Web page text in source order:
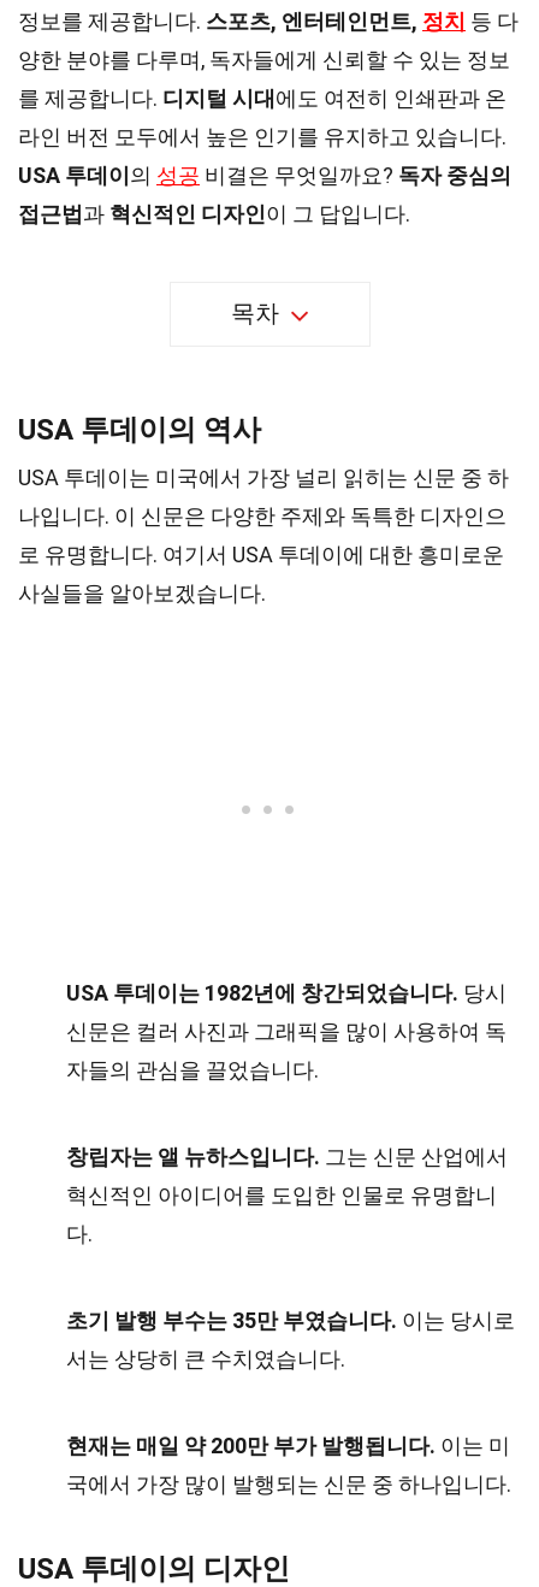
정보를 제공합니다. 스포츠, 엔터테인먼트, 정치 등 다
양한 분야를 다루며, 독자들에게 신뢰할 수 있는 정보
를 제공합니다. 디지털 시대 에도 여전히 인쇄판과 온
라인 버전 모두에서 높은 인기를 유지하고 있습니다.
USA 투데이 의 성공 비결은 무엇일까요? 독자 중심의
접근법 과 혁신적인 디자인이 그 답입니다.
목차
USA 투데이의 역사
USA 투데이는 미국에서 가장 널리 읽히는 신문 중 하
나입니다. 이 신문은 다양한 주제와 독특한 디자인으
로 유명합니다. 여기서 USA 투데이에 대한 흥미로운
사실들을 알아보겠습니다.
USA 투데이는 1982년에 창간되었습니다. 당시
신문은 컬러 사진과 그래픽을 많이 사용하여 독
자들의 관심을 끌었습니다.
창립자는 앨 뉴하스입니다. 그는 신문 산업에서
혁신적인 아이디어를 도입한 인물로 유명합니
다.
초기 발행 부수는 35만 부였습니다. 이는 당시로
서는 상당히 큰 수치였습니다.
현재는 매일 약 200만 부가 발행됩니다. 이는 미
국에서 가장 많이 발행되는 신문 중 하나입니다.
USA 투데이의 디자인